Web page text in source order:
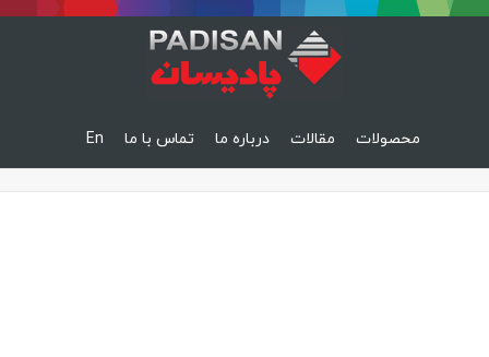
محصولات مقالات درباره ما تماس با ما En